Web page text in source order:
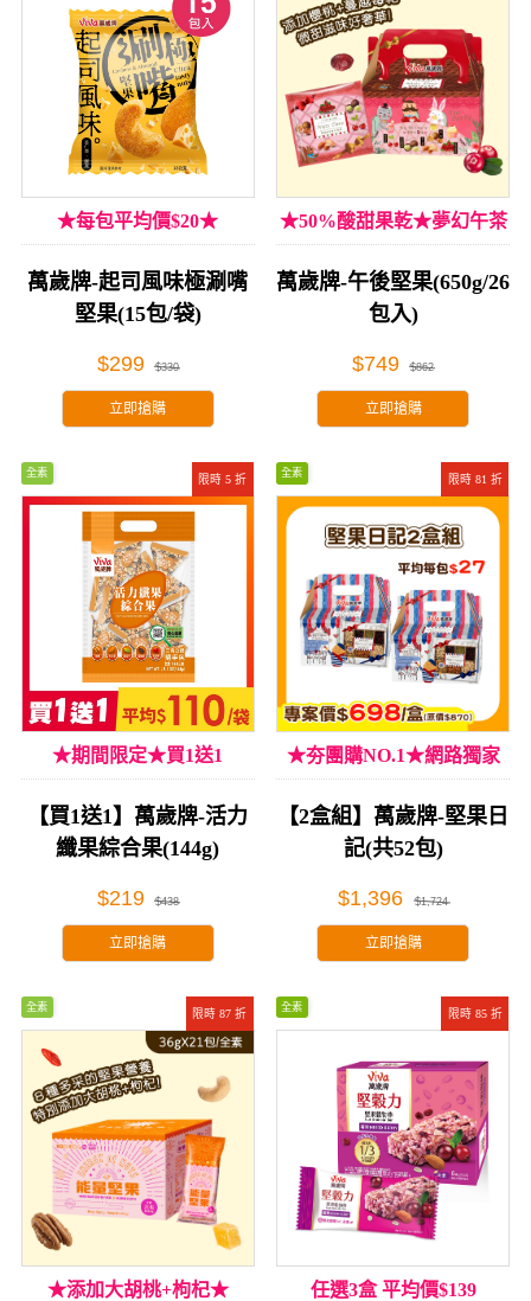
★每包平均價$20★
萬歲牌-起司風味極涮嘴
堅果(15包/袋)
$299 $330
立即搶購
★50%酸甜果乾★夢幻午茶
享受
萬歲牌-午後堅果(650g/26
包入)
$749 $862
立即搶購
限時 5 折
全素
★期間限定★買1送1
【買1送1】萬歲牌-活力
纖果綜合果(144g)
$219 $438
立即搶購
限時 81 折
全素
★夯團購NO.1★網路獨家
【2盒組】萬歲牌-堅果日
記(共52包)
$1,396 $1,724
立即搶購
限時 87 折
全素
★添加大胡桃+枸杞★
限時 85 折
全素
任選3盒 平均價$139